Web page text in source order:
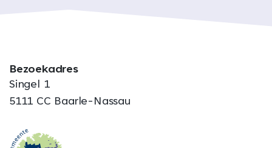
Bezoekadres
Singel 1
5111 CC Baarle-Nassau